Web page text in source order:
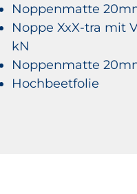
Noppenmatte
Noppe XxX-tra mit
kN
Noppenmatte
Hochbeetfolie